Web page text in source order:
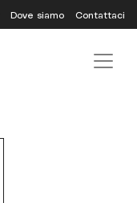
Dove siamo Contattaci